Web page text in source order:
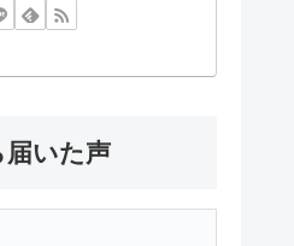
届いた声